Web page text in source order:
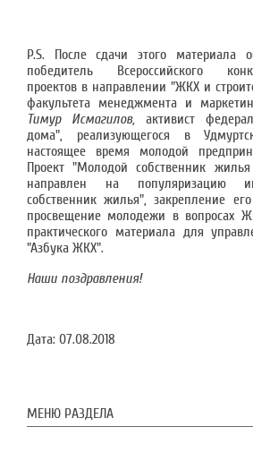
P.S. После сдачи этого материала
победитель Всероссийского
проектов в направлении "ЖКХ и
факультета менеджмента и
Тимур Исмагилов, активист
дома", реализующегося в
настоящее время молодой
Проект "Молодой собственник
направлен на популяризацию
собственник жилья", закрепление
просвещение молодежи в вопросах
практического материала для
"Азбука ЖКХ".
Наши поздравления!
Дата: 07.08.2018
МЕНЮ РАЗДЕЛА